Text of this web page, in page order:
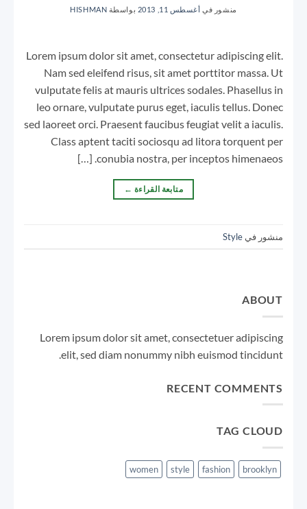
منشور في أغسطس 11, 2013 بواسطة HISHMAN
Lorem ipsum dolor sit amet, consectetur adipiscing elit.
Nam sed eleifend risus, sit amet porttitor massa. Ut
vulputate felis at mauris ultrices sodales. Phasellus in
leo ornare, vulputate purus eget, iaculis tellus. Donec
sed laoreet orci. Praesent faucibus feugiat velit a iaculis.
Class aptent taciti sociosqu ad litora torquent per
conubia nostra, per inceptos himenaeos. […]
متابعة القراءة ←
منشور في Style
ABOUT
Lorem ipsum dolor sit amet, consectetuer adipiscing
elit, sed diam nonummy nibh euismod tincidunt.
RECENT COMMENTS
TAG CLOUD
brooklyn
fashion
style
women